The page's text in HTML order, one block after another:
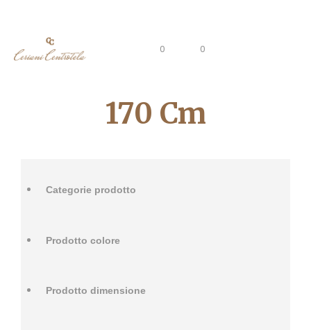
0 0
170 Cm